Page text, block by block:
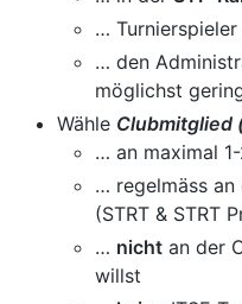
…
… den
möglichst
Wähle Clubmitglied
… an maximal
… regelmäss an
(STRT & STRT
… nicht an der
willst